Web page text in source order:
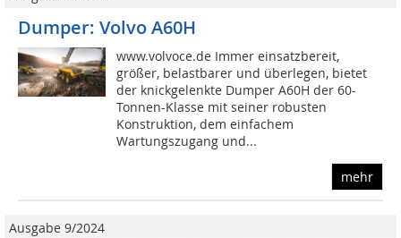
Dumper: Volvo A60H
www.volvoce.de Immer einsatzbereit,
größer, belastbarer und überlegen, bietet
der knickgelenkte Dumper A60H der 60-
Tonnen-Klasse mit seiner robusten
Konstruktion, dem einfachem
Wartungszugang und...
mehr
Ausgabe 9/2024